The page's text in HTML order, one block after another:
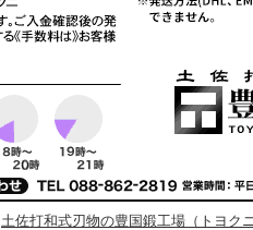
土佐打和式刃物の豊国鍛工場（トヨク